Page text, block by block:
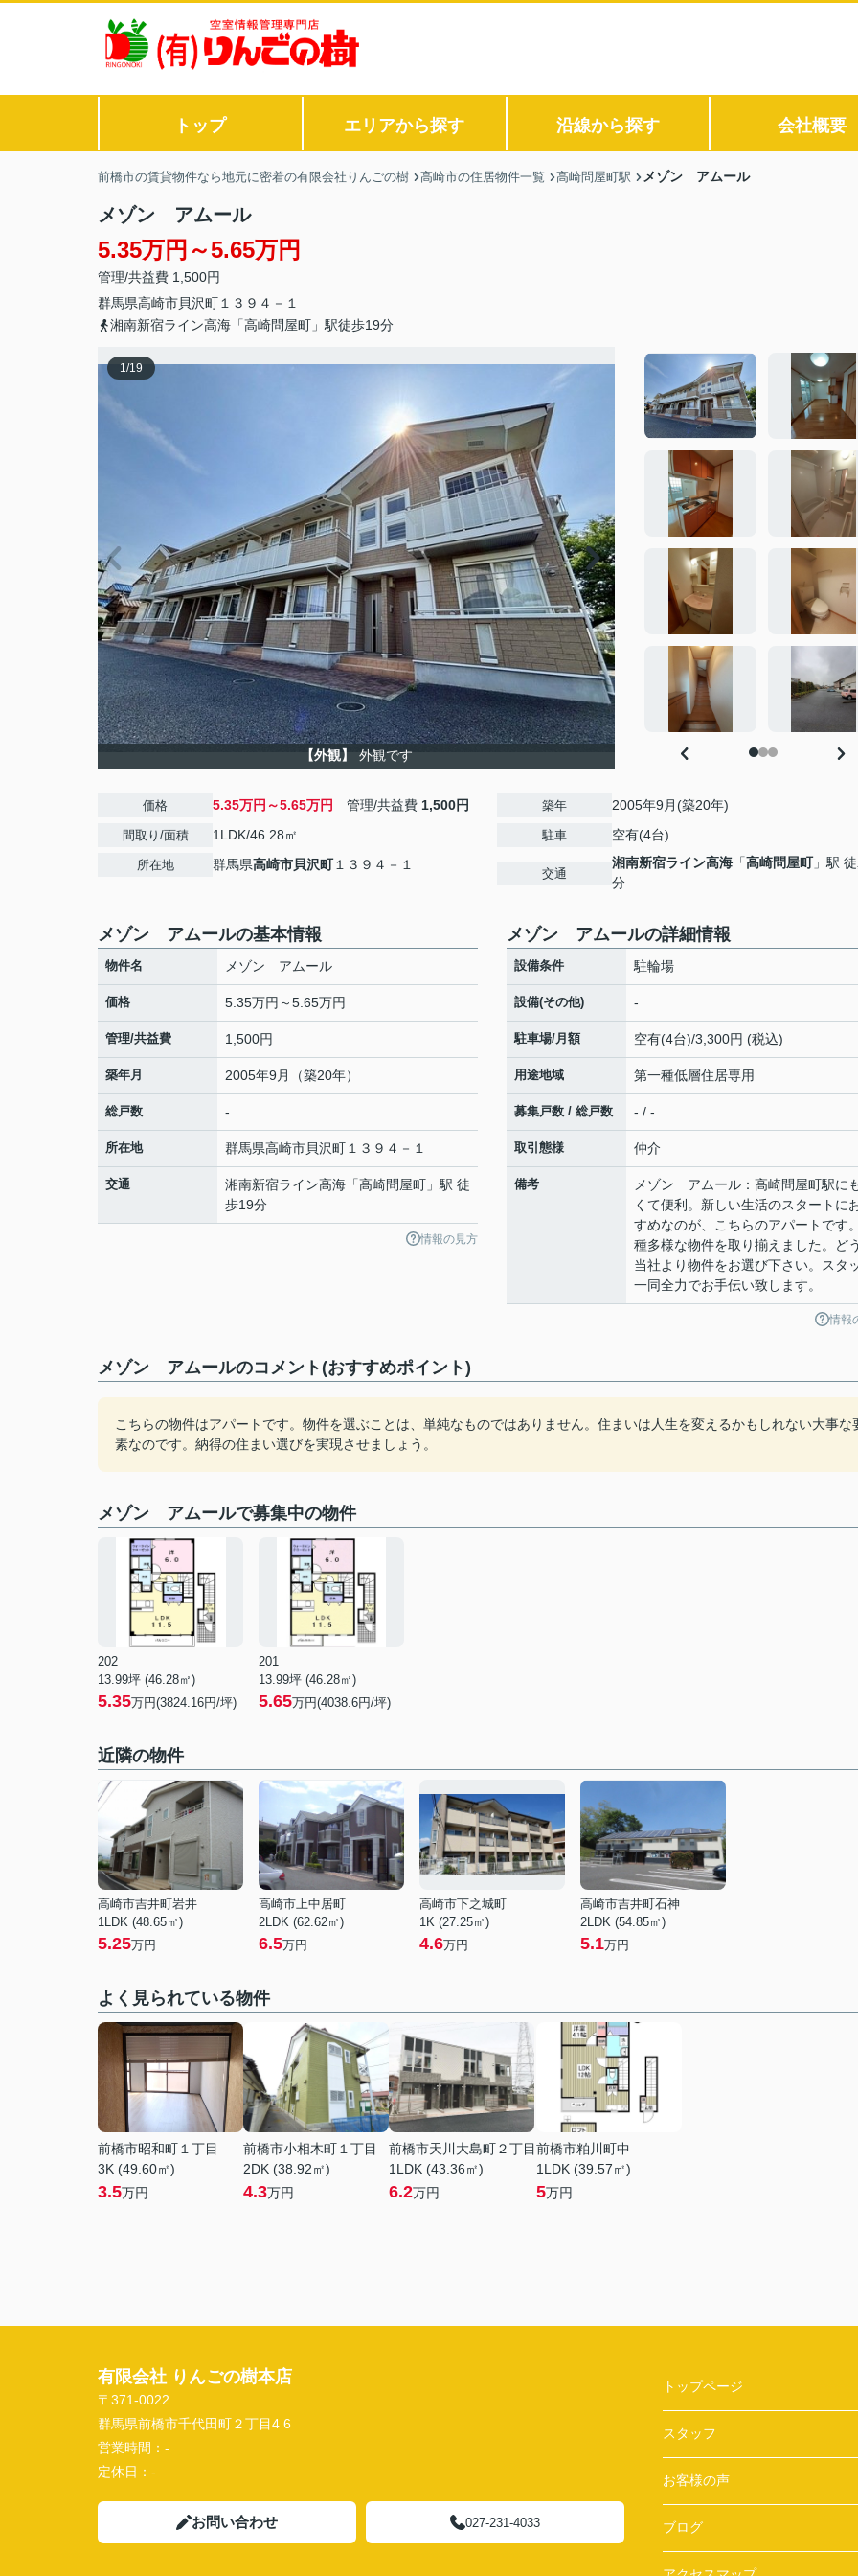
トップ エリアから探す 沿線から探す 会社概要
前橋市の賃貸物件なら地元に密着の有限会社りんごの樹 高崎市の住居物件一覧 高崎問屋町駅 メゾン アムール
メゾン アムール
5.35万円～5.65万円
管理/共益費 1,500円
群馬県高崎市貝沢町 １３９４－１
湘南新宿ライン高海「高崎問屋町」駅徒歩19分
1/19
【外観】 外観です
価格 5.35万円～5.65万円 管理/共益費 1,500円
間取り/面積 1LDK/46.28㎡
所在地 群馬県高崎市貝沢町１３９４－１
築年 2005年9月(築20年)
駐車 空有(4台)
交通
湘南新宿ライン高海 「高崎問屋町」駅
分
メゾン アムールの基本情報
物件名 メゾン アムール
価格 5.35万円～5.65万円
管理/共益費 1,500円
築年月 2005年9月（築20年）
総戸数 -
所在地 群馬県高崎市貝沢町 １３９４－１
交通 湘南新宿ライン高海 「高崎問屋町 」駅 徒
歩19分
情報の見方
メゾン アムールの詳細情報
設備条件 駐輪場
設備(その他) -
駐車場/月額 空有(4台)/3,300円 (税込)
用途地域 第一種低層住居専用
募集戸数 / 総戸数 - / -
取引態様 仲介
備考
メゾン アムール：高崎問屋町駅に
くて便利。新しい生活のスタートに
すめなのが、こちらのアパートです
種多様な物件を取り揃えました。ど
当社より物件をお選び下さい。スタ
一同全力でお手伝い致します。
情報
メゾン アムールのコメント(おすすめポイント)
こちらの物件はアパートです。物件を選ぶことは、単純なものではありません。住まいは人生を変えるかもしれない大事な
素なのです。納得の住まい選びを実現させましょう。
メゾン アムールで募集中の物件
202
13.99坪 (46.28㎡)
5.35万円(3824.16円/坪)
201
13.99坪 (46.28㎡)
5.65万円(4038.6円/坪)
近隣の物件
高崎市吉井町岩井
1LDK (48.65㎡)
5.25万円
高崎市上中居町
2LDK (62.62㎡)
6.5万円
高崎市下之城町
1K (27.25㎡)
4.6万円
高崎市吉井町石神
2LDK (54.85㎡)
5.1万円
よく見られている物件
前橋市昭和町１丁目
3K (49.60㎡)
3.5万円
前橋市小相木町１丁目
2DK (38.92㎡)
4.3万円
前橋市天川大島町２丁目
1LDK (43.36㎡)
6.2万円
前橋市粕川町中
1LDK (39.57㎡)
5万円
有限会社 りんごの樹本店
〒371-0022
群馬県前橋市千代田町２丁目4 6
営業時間： -
定休日： -
お問い合わせ 027-231-4033
トップページ
スタッフ
お客様の声
ブログ